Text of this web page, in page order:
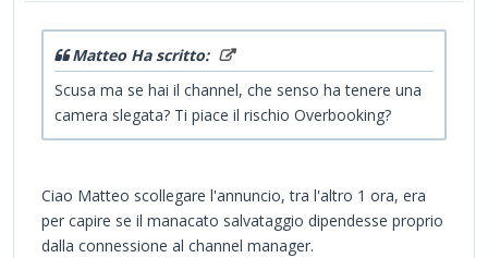
Matteo Ha scritto:
Scusa ma se hai il channel, che senso ha tenere una
camera slegata? Ti piace il rischio Overbooking?
Ciao Matteo scollegare l'annuncio, tra l'altro 1 ora, era
per capire se il manacato salvataggio dipendesse proprio
dalla connessione al channel manager.